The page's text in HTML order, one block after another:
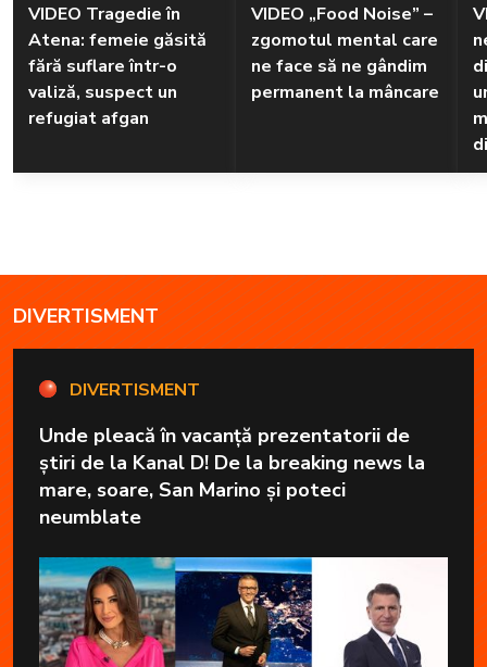
VIDEO Tragedie în
Atena: femeie găsită
fără suflare într-o
valiză, suspect un
refugiat afgan
VIDEO „Food Noise” –
zgomotul mental care
ne face să ne gândim
permanent la mâncare
DIVERTISMENT
DIVERTISMENT
Unde pleacă în vacanță prezentatorii de
știri de la Kanal D! De la breaking news la
mare, soare, San Marino și poteci
neumblate